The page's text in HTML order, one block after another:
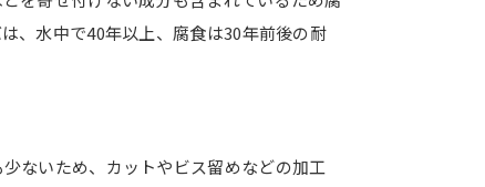
、水中で40年以上、腐食は30年前後の耐
ないため、カットやビス留めなどの加工